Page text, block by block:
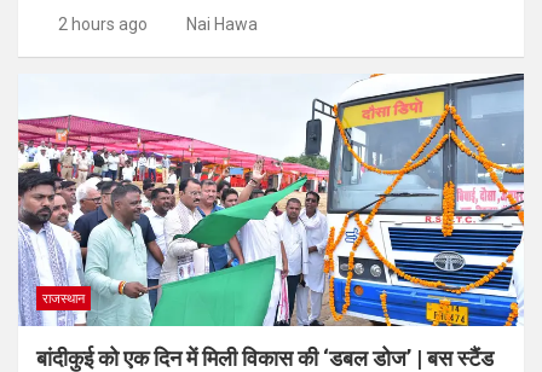
2 hours ago Nai Hawa
राजस्थान
बांदीकुई को एक दिन में मिली विकास की ‘डबल डोज’ | बस स्टैंड